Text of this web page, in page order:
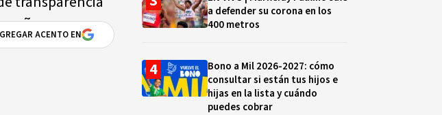
años.ACENTO EN
a defender su corona en los
400 metros
Bono a Mil 2026-2027: cómo
consultar si están tus hijos e
hijas en la lista y cuándo
puedes cobrar